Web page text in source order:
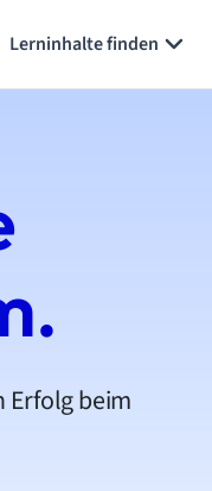
Lerninhalte finden
Erfolg beim